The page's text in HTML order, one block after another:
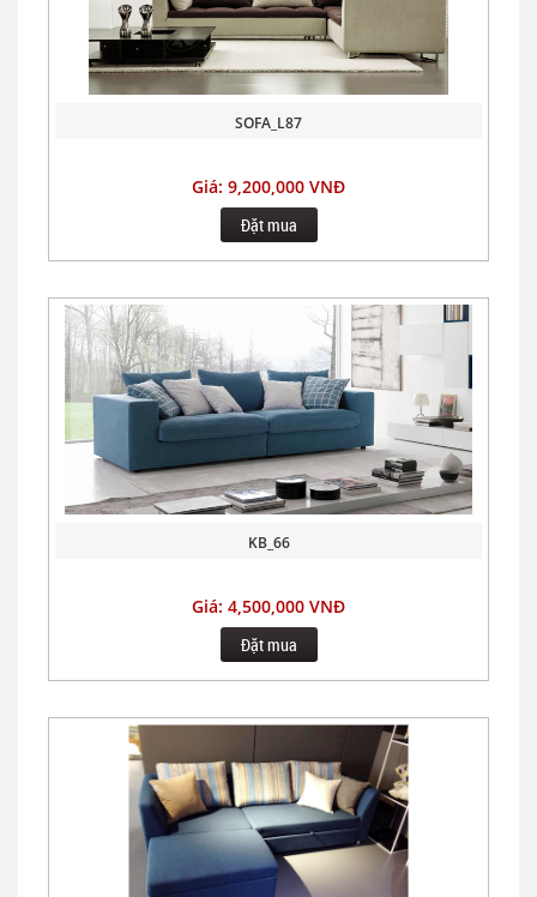
SOFA_L87
Giá: 9,200,000 VNĐ
Đặt mua
KB_66
Giá: 4,500,000 VNĐ
Đặt mua